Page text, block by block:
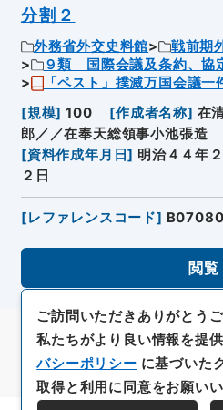
分割２
外務省外交史料館 戦前期
９類 国際会議及条約、協
「ペスト」撲滅万国会議一
[規模] 100 [作成者名称] 在
郎／／在奉天総領事小池張造
[資料作成年月日] 明治４４年
２日
[レファレンスコード]
閲覧
ご訪問いただきありがとうご
私たちがより良い情報を提
バシーポリシー に基づいた
取得と利用に同意をお願いい